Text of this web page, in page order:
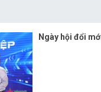
Ngày hội đổi